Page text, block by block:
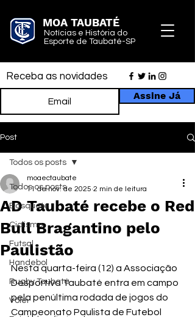
MOA TAUBATÉ
Notícias e História do
Esporte de Taubaté-SP
Receba as novidades
Assine Já
Post
Todos os posts
Basquete
Ciclismo
Futsal
Handebol
Rugby Taubaté
Vôlei
Todos os posts
AD Taubaté recebe o Red
Bull Bragantino pelo
Paulistão
moaectaubate
11 de nov. de 2025 2 min de leitura
Nesta quarta-feira (12) a Associação
Desportiva Taubaté entra em campo
pela penúltima rodada de jogos do
Campeonato Paulista de Futebol